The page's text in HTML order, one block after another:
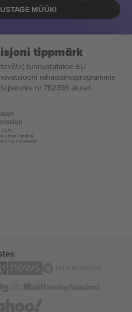
MÜÜKI
tippmärk
tunnustatakse ELi
rahastamisprogrammis
nr 782393 alusel.